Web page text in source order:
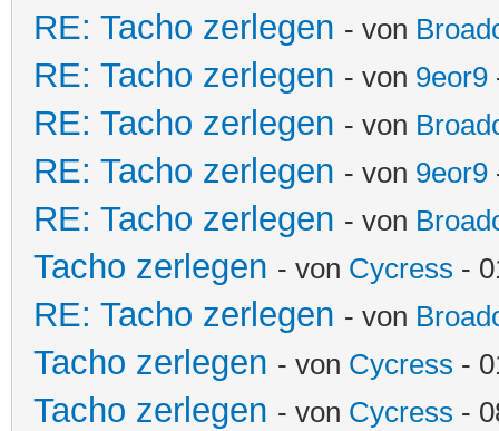
RE: Tacho zerlegen - von
RE: Tacho zerlegen - von 9eor9
RE: Tacho zerlegen - von
RE: Tacho zerlegen - von 9eor9
RE: Tacho zerlegen - von
Tacho zerlegen - von Cycress -
RE: Tacho zerlegen - von
Tacho zerlegen - von Cycress -
Tacho zerlegen - von Cycress -